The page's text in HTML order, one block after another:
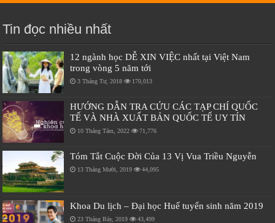
Tin đọc nhiều nhất
12 ngành học DỄ XIN VIỆC nhất tại Việt Nam
trong vòng 5 năm tới
3 Tháng Tư, 2018 170,013
HƯỚNG DẪN TRA CỨU CÁC TẠP CHÍ QUỐC
TẾ VÀ NHÀ XUẤT BẢN QUỐC TẾ UY TÍN
10 Tháng Tám, 2022 71,776
Tóm Tắt Cuộc Đời Của 13 Vị Vua Triều Nguyễn
13 Tháng Mười, 2019 44,095
Khoa Du lịch – Đại học Huế tuyển sinh năm 2019
23 Tháng Bảy, 2019 43,499